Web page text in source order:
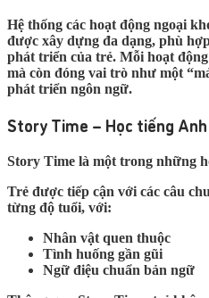
Hệ thống các hoạt động ngoại
được xây dựng đa dạng, phù
phát triển của trẻ. Mỗi hoạt
mà còn đóng vai trò như một
phát triển ngôn ngữ.
Story Time – Học tiếng
Story Time là một trong những
Trẻ được tiếp cận với các câu
từng độ tuổi, với:
Nhân vật quen thuộc
Tình huống gần gũi
Ngữ điệu chuẩn bản ngữ